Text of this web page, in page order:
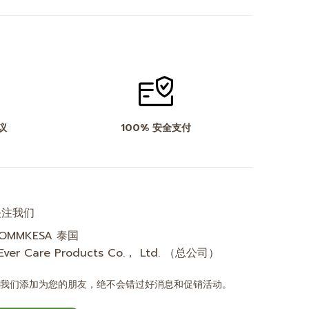
100% 安全支付
我们
泰国
Care Products Co.， Ltd. （总公司）
们添加为您的朋友，绝不会错过好消息和促销活动。